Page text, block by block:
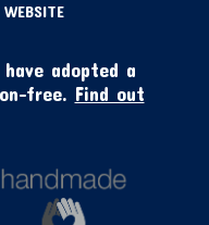
WEBSITE
adopted a
free. Find out